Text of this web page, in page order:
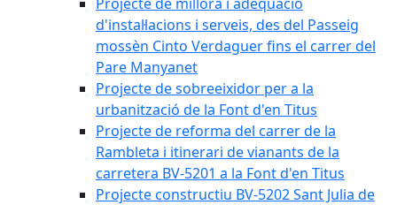
d'instal·lacions i serveis, des del Passeig
mossèn Cinto Verdaguer fins el carrer del
Pare Manyanet
Projecte de sobreeixidor per a la
urbanització de la Font d'en Titus
Projecte de reforma del carrer de la
Rambleta i itinerari de vianants de la
carretera BV-5201 a la Font d'en Titus
Projecte constructiu BV-5202 Sant Julia de